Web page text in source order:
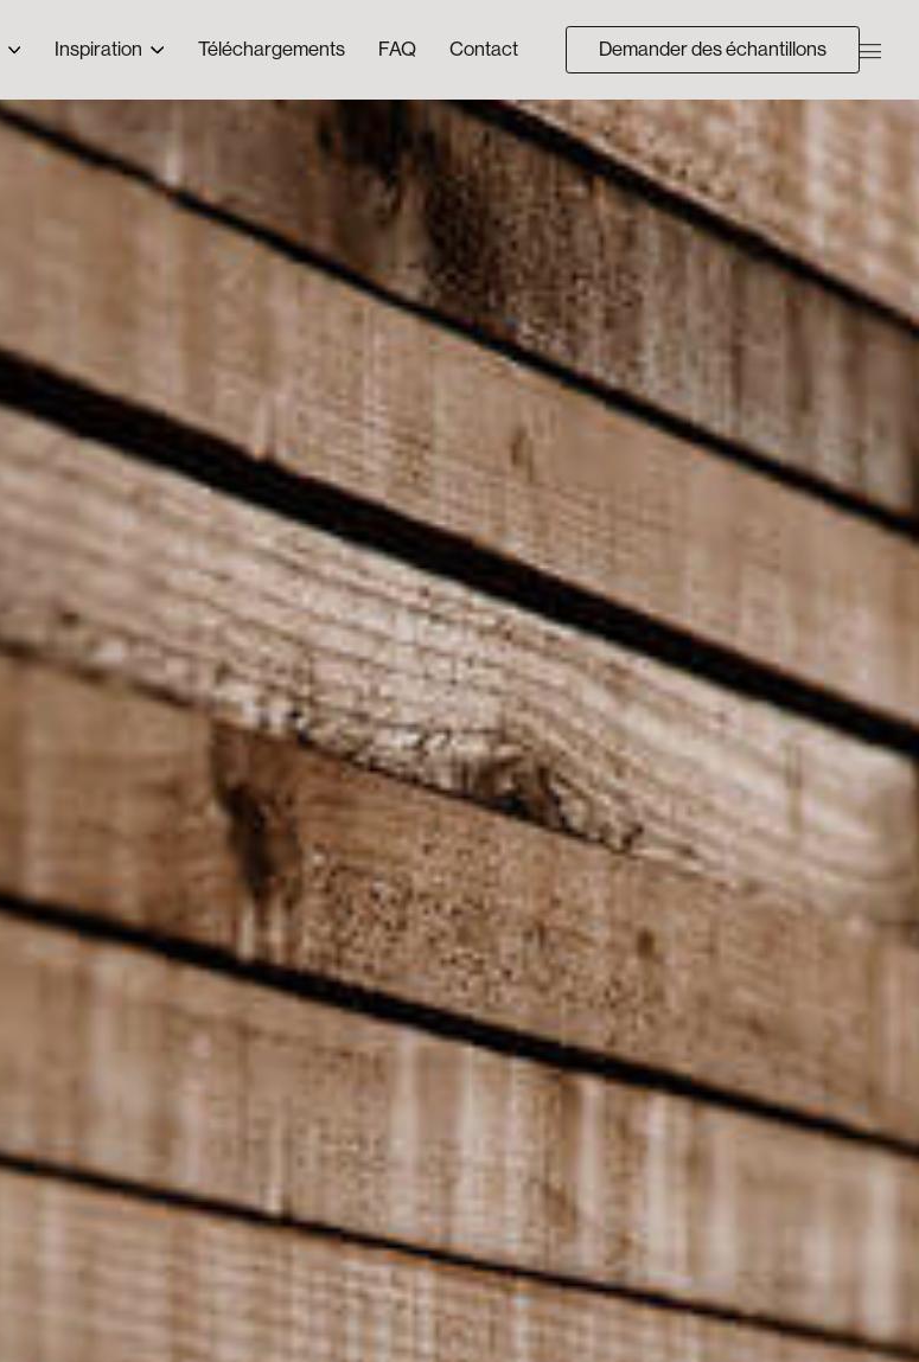
Inspiration Téléchargements FAQ Contact Demander des échantillons